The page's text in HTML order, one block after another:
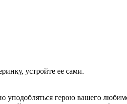
устройте ее сами.
уподобляться герою вашего